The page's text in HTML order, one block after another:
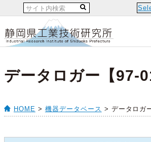
データロガー【97-
HOME > 機器データベース > データロガ